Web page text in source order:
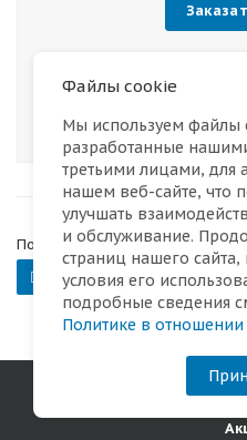
вами в ближайшее
Поделиться ссылкой:
Вернуться к списку
Файлы cookie
Мы используем файлы
разработанные
третьими лицами, для
нашем веб-сайте, что
улучшать
и обслуживание.
страниц нашего
условия его
подробные сведения
Политике в